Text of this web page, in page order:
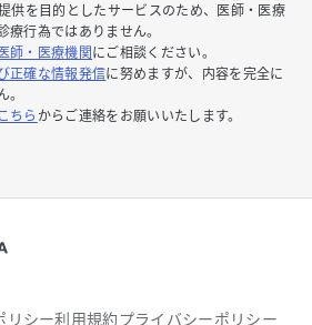
供を目的としたサービスのため、医師・医療
行為ではありません。
医師・医療機関 にご相談ください。
正確な情報発信に努めますが、内容を完全に
こちら からご連絡をお願いいたします。
リシー利用規約プライバシーポリシー